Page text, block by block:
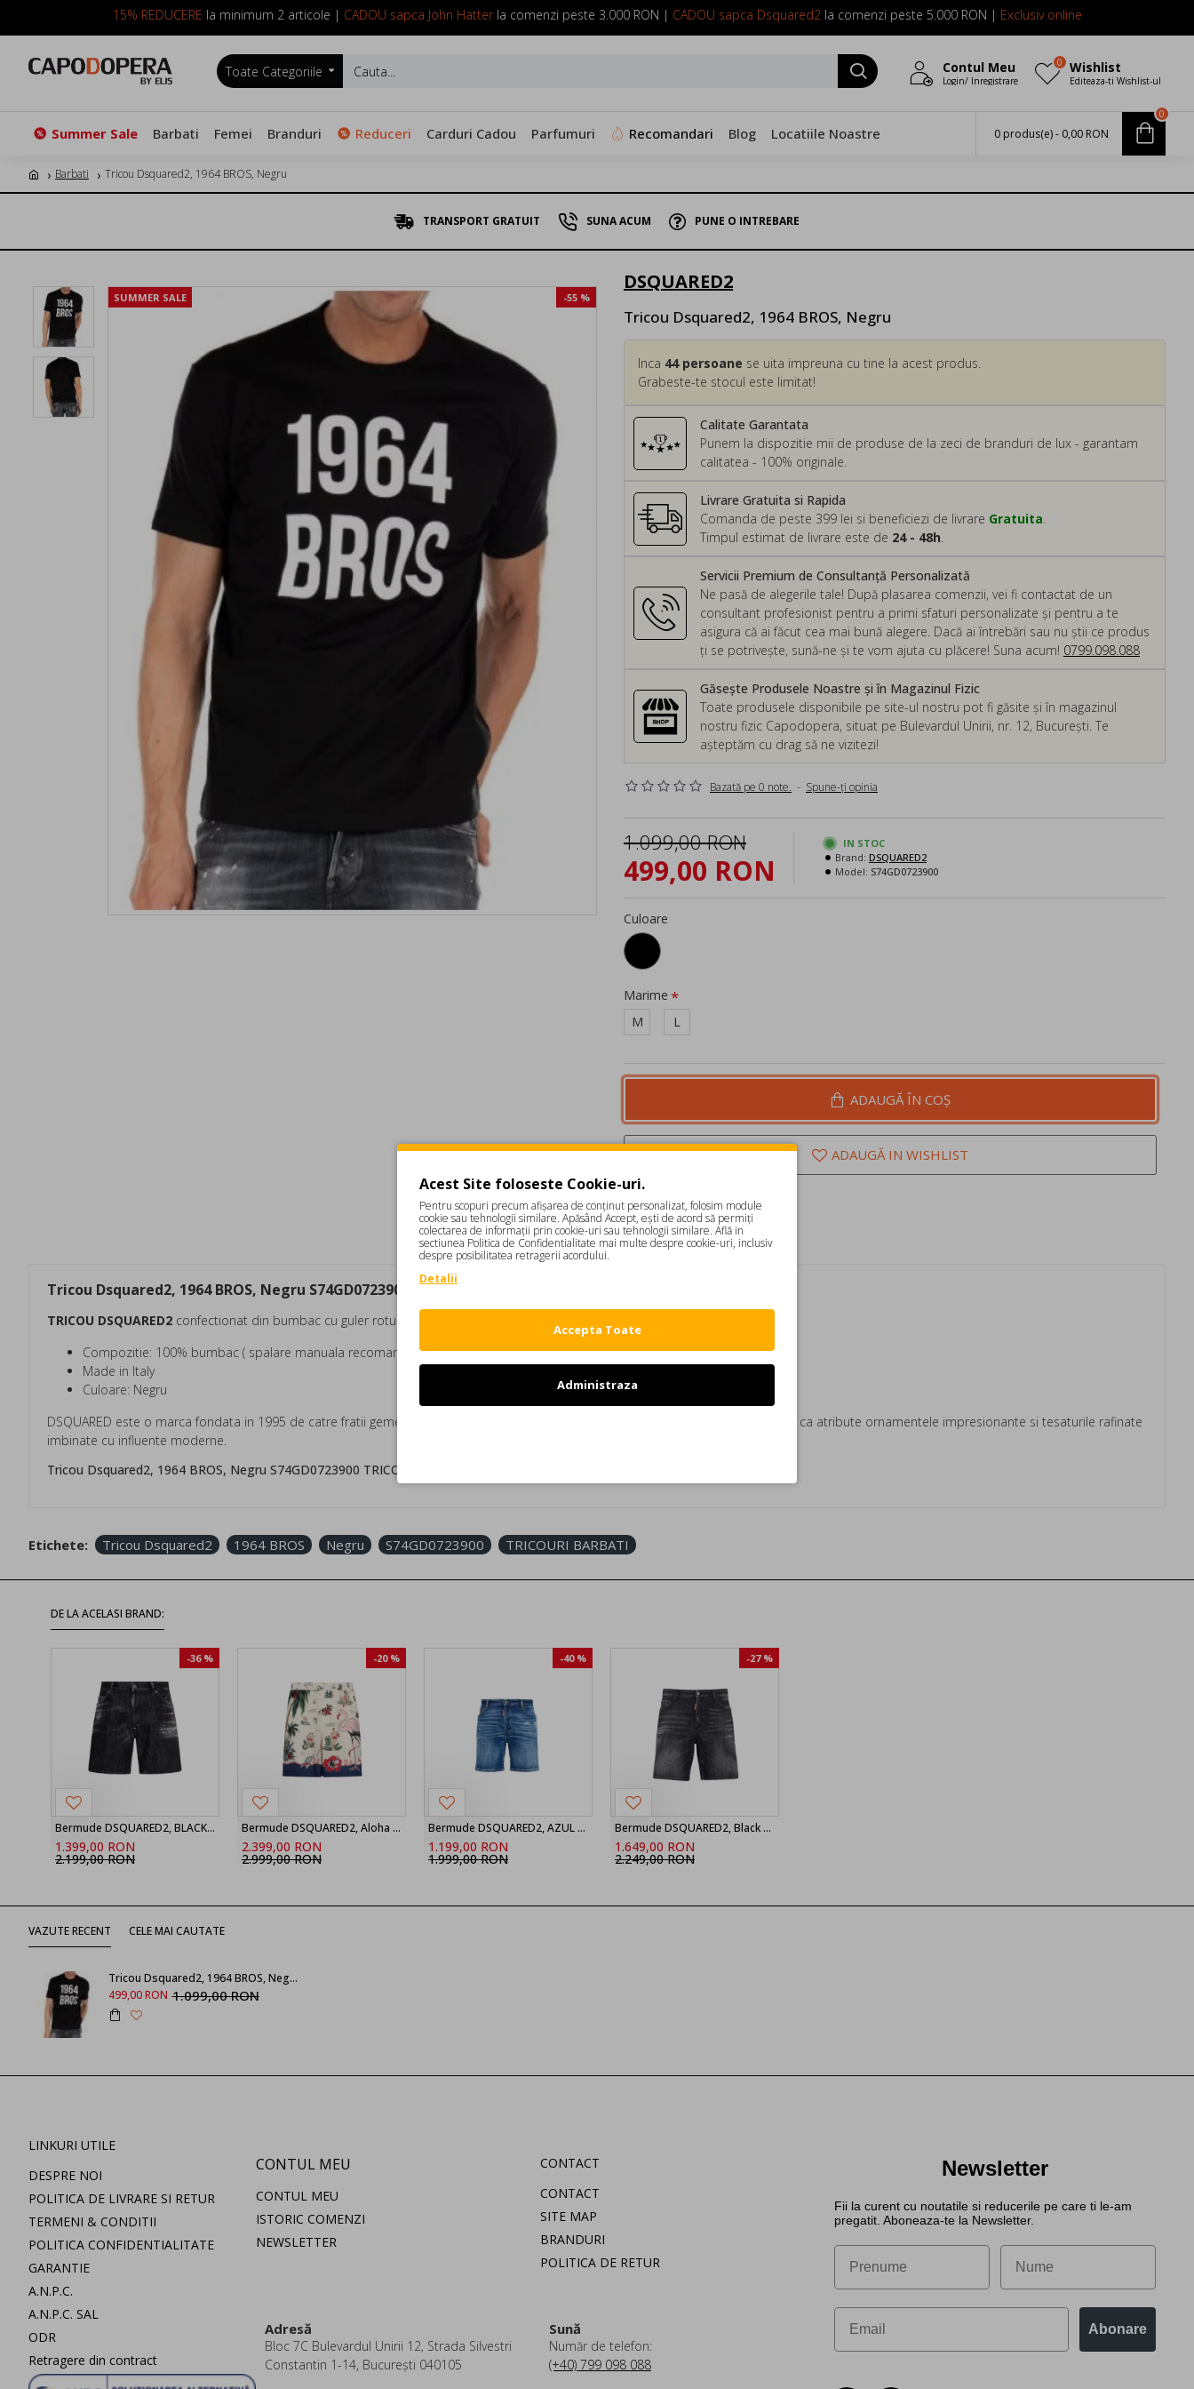
15% REDUCERE la minimum 2 articole | CADOU sapca John Hatterla comenzi peste 3.000 RON | CADOU sapca Dsquared2la comenzi peste 5.000 RON | Exclusiv online
SUNA ACUM: 0799 098 088
Toate Categoriile Contul Meu
Login/ Inregistrare
Wishlist
Editeaza-ti Wishlist-ul
0
Summer Sale Barbati Femei Branduri Reduceri Carduri Cadou Parfumuri Recomandari Blog Locatiile Noastre 0 produs(e) - 0,00 RON
0
Barbati Tricou Dsquared2, 1964 BROS, Negru
TRANSPORT GRATUIT SUNA ACUM PUNE O INTREBARE
SUMMER SALE -55 %
DSQUARED2
Tricou Dsquared2, 1964 BROS, Negru
Calitate Garantata
Punem la dispozitie mii de produse de la zeci de branduri de lux - garantam
calitatea - 100% originale.
Inca 44persoane se uita impreuna cu tine la acest produs.
Grabeste-te stocul este limitat!
Servicii Premium de Consultanță Personalizată
Ne pasă de alegerile tale! După plasarea comenzii, vei fi contactat de un
consultant profesionist pentru a primi sfaturi personalizate și pentru a te
asigura că ai făcut cea mai bună alegere. Dacă ai întrebări sau nu știi ce produs
ți se potrivește, sună-ne și te vom ajuta cu plăcere! Suna acum! 0799.098.088
Livrare Gratuita si Rapida
Comanda de peste 399 lei si beneficiezi de livrare Gratuita.
Timpul estimat de livrare este de 24 - 48h.
Găsește Produsele Noastre și în Magazinul Fizic
Toate produsele disponibile pe site-ul nostru pot fi găsite și în magazinul
nostru fizic Capodopera, situat pe Bulevardul Unirii, nr. 12, București. Te
așteptăm cu drag să ne vizitezi!
Bazată pe 0 note. - Spune-ţi opinia
499,00 RON
1.099,00 RON
IN STOC
Brand: DSQUARED2
Model: S74GD0723900
Culoare
Marime
M
L
ADAUGĂ ÎN COŞ
ADAUGĂ IN WISHLIST
DESCRIERE REVIEW-URI
Tricou Dsquared2, 1964 BROS, Negru S74GD0723900
TRICOU DSQUARED2 confectionat din bumbac cu guler rotund, maneci scurte, imprimeu "1964 BROS" in partea din fata.
Compozitie: 100% bumbac ( spalare manuala recomandata)
Made in Italy
Culoare: Negru
DSQUARED este o marca fondata in 1995 de catre fratii gemeni canadieni Dean si Dan Caten. Colectiile DSQUARED2 indraznete au ca atribute ornamentele impresionante si tesaturile rafinate
imbinate cu influente moderne.
Tricou Dsquared2, 1964 BROS, Negru S74GD0723900 TRICOURI BARBATI
Etichete: Tricou Dsquared2 1964 BROS Negru S74GD0723900 TRICOURI BARBATI
DE LA ACELASI BRAND:
-36 %
Bermude DSQUARED2, BLACK ‘Marine’ denim shorts
1.399,00 RON
2.199,00 RON
-20 %
Bermude DSQUARED2, Aloha Souvenir Boxer Shorts
2.399,00 RON
2.999,00 RON
-40 %
Bermude DSQUARED2, AZUL MARINO Shorts vaqueros ‘Marine’, Bleu
1.199,00 RON
1.999,00 RON
-27 %
Bermude DSQUARED2, Black Fog Wash Marine Shorts
1.649,00 RON
2.249,00 RON
VAZUTE RECENT CELE MAI CAUTATE
Tricou Dsquared2, 1964 BROS, Negru
499,00 RON 1.099,00 RON
LINKURI UTILE
DESPRE NOI
POLITICA DE LIVRARE SI RETUR
TERMENI & CONDITII
POLITICA CONFIDENTIALITATE
GARANTIE
A.N.P.C.
A.N.P.C. SAL
ODR
Retragere din contract
CONTUL MEU
CONTUL MEU
ISTORIC COMENZI
NEWSLETTER
CONTACT
CONTACT
SITE MAP
BRANDURI
POLITICA DE RETUR
Adresă
Bloc 7C Bulevardul Unirii 12, Strada Silvestri
Constantin 1-14, București 040105
Sună
Număr de telefon:
(+40) 799 098 088
Newsletter
Fii la curent cu noutatile si reducerile pe care ti le-am
pregatit. Aboneaza-te la Newsletter.
Abonare
Acest Site foloseste Cookie-uri.
Pentru scopuri precum afișarea de conținut personalizat, folosim module
cookie sau tehnologii similare. Apăsând Accept, ești de acord să permiți
colectarea de informații prin cookie-uri sau tehnologii similare. Află in
sectiunea Politica de Confidentialitate mai multe despre cookie-uri, inclusiv
despre posibilitatea retragerii acordului.
Detalii
Accepta Toate
Administraza